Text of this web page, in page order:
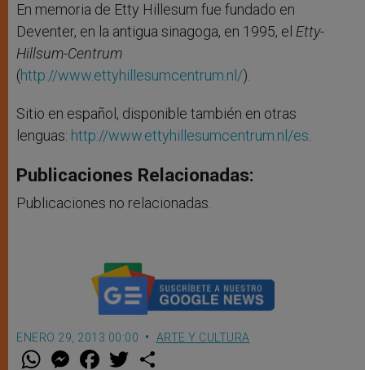
En memoria de Etty Hillesum fue fundado en
Deventer, en la antigua sinagoga, en 1995, el Etty-
Hillsum-Centrum
(http://www.ettyhillesumcentrum.nl/).
Sitio en español, disponible también en otras
lenguas: http://www.ettyhillesumcentrum.nl/es.
Publicaciones Relacionadas:
Publicaciones no relacionadas.
ENERO 29, 2013 00:00 ARTE Y CULTURA
W M
e
F
a w